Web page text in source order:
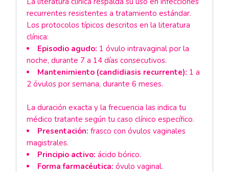
recurrentes resistentes a tratamiento estándar.
Los protocolos típicos descritos en la literatura
clínica:
Episodio agudo: 1 óvulo intravaginal por la
noche, durante 7 a 14 días consecutivos.
Mantenimiento (candidiasis recurrente): 1 a
2 óvulos por semana, durante 6 meses.
La duración exacta y la frecuencia las indica tu
médico tratante según tu caso clínico específico.
Presentación: frasco con óvulos vaginales
magistrales.
Principio activo: ácido bórico.
Forma farmacéutica: óvulo vaginal.